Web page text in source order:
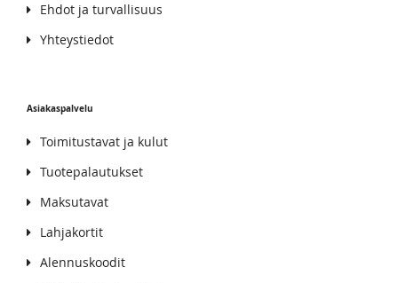
Ehdot ja turvallisuus
Yhteystiedot
Asiakaspalvelu
Toimitustavat ja kulut
Tuotepalautukset
Maksutavat
Lahjakortit
Alennuskoodit